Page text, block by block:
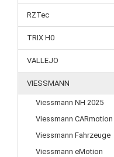
RZTec
TRIX H0
VALLEJO
VIESSMANN
Viessmann NH 2025
Viessmann CARmotion
Viessmann Fahrzeuge
Viessmann eMotion